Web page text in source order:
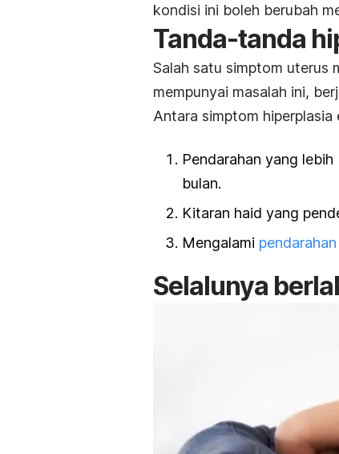
kondisi ini boleh berubah
Tanda-tanda
Salah satu simptom uterus
mempunyai masalah ini,
Antara simptom hiperplasia
Pendarahan yang
bulan.
Kitaran haid yang
Mengalami
Selalunya